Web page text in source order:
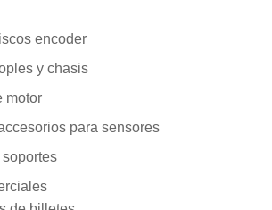
encoder
y chasis
motor
para sensores